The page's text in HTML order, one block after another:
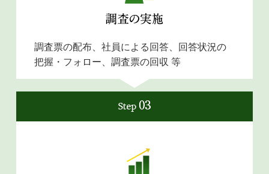
調査票の配布、社員による回答、回答状況の
把握・フォロー、調査票の回収 等